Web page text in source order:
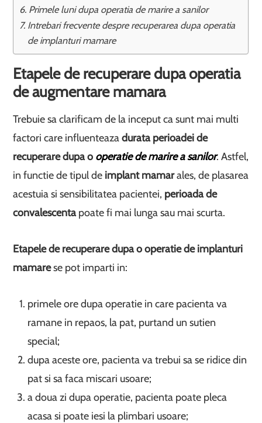
Primele luni dupa operatia de marire a sanilor
Intrebari frecvente despre recuperarea dupa operatia
de implanturi mamare
Etapele de recuperare dupa operatia
de augmentare mamara
Trebuie sa clarificam de la inceput ca sunt mai multi
factori care influenteazadurata perioadei de
recuperare dupa o operatie de marire a sanilor. Astfel,
in functie de tipul de implant mamarales, de plasarea
acestuia si sensibilitatea pacientei, perioada de
convalescentapoate fi mai lunga sau mai scurta.
Etapele de recuperare dupa o operatie de implanturi
mamarese pot imparti in:
primele ore dupa operatie in care pacienta va
ramane in repaos, la pat, purtand un sutien
special;
dupa aceste ore, pacienta va trebui sa se ridice din
pat si sa faca miscari usoare;
a doua zi dupa operatie, pacienta poate pleca
acasa si poate iesi la plimbari usoare;